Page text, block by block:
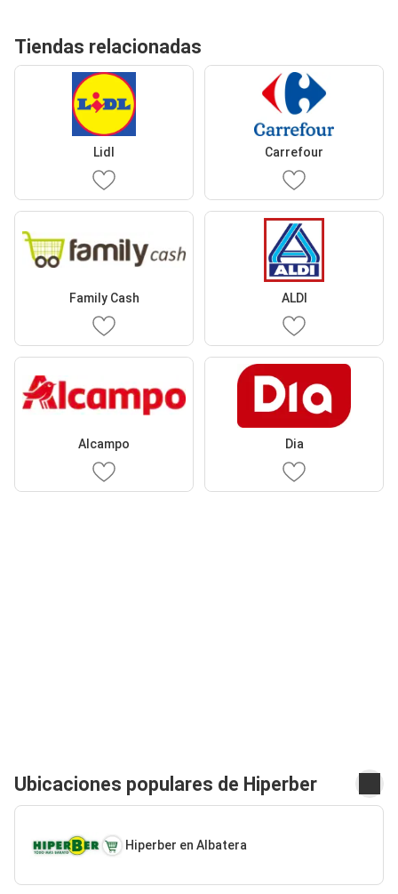
Tiendas relacionadas
Lidl Carrefour
Family Cash ALDI
Alcampo Dia
Ubicaciones populares de Hiperber
Hiperber en Albatera